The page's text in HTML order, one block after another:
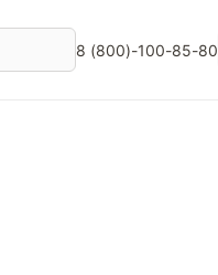
8 (800)-100-85-80